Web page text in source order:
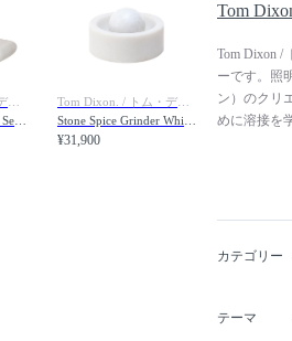
Tom
Tom Dixon /
ーです。照
ン）のクリ
めに溶接を
ックなチェ
ンドンのヴ
英帝国勲章
ィス空間な
カテゴリー
テーマ
¥31,900